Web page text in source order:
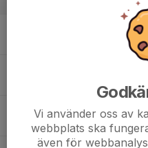
Vi använder oss av
webbplats ska
även för